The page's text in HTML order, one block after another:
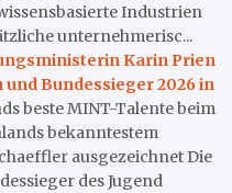
Industrien
unternehmerisc...
Karin Prien
Bundessieger 2026 in
beste MINT-Talente beim
bekanntestem
ausgezeichnet Die
des Jugend